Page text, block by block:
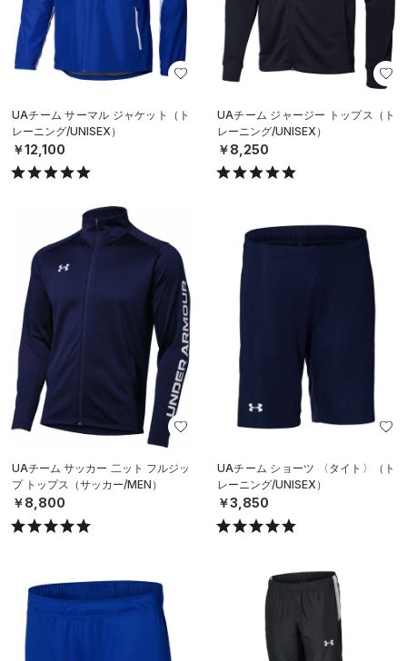
UAチーム サーマル ジャケット（ト
レーニング/UNISEX）
￥12,100
UAチーム ジャージー トップス（ト
レーニング/UNISEX）
￥8,250
UAチーム サッカー 二ット フルジッ
プ トップス（サッカー/MEN）
￥8,800
UAチーム ショーツ 〈タイト〉（ト
レーニング/UNISEX）
￥3,850